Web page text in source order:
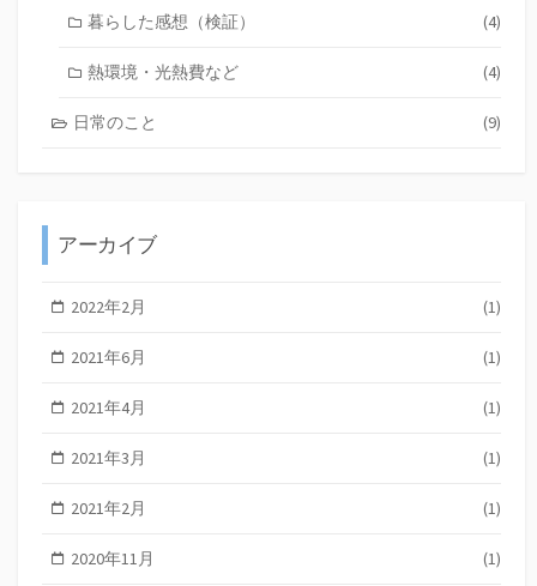
暮らした感想（検証） (4)
熱環境・光熱費など (4)
日常のこと (9)
アーカイブ
2022年2月 (1)
2021年6月 (1)
2021年4月 (1)
2021年3月 (1)
2021年2月 (1)
2020年11月 (1)